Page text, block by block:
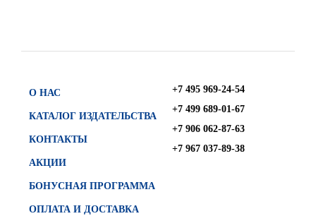
О НАС
КАТАЛОГ ИЗДАТЕЛЬСТВА
КОНТАКТЫ
АКЦИИ
БОНУСНАЯ ПРОГРАММА
ОПЛАТА И ДОСТАВКА
+7 495 969-24-54
+7 499 689-01-67
+7 906 062-87-63
+7 967 037-89-38